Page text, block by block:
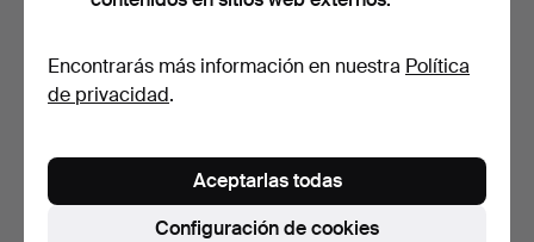
Encontrarás más información en nuestra Política
de privacidad.
Configuración de cookies
Aceptarlas todas